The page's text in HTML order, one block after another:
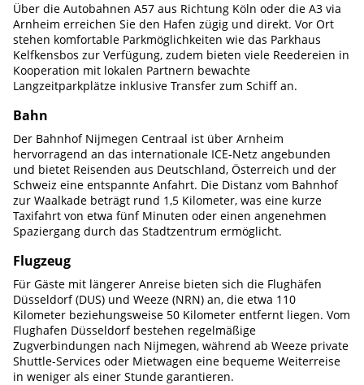
Über die Autobahnen A57 aus Richtung Köln oder die A3 via
Arnheim erreichen Sie den Hafen zügig und direkt. Vor Ort
stehen komfortable Parkmöglichkeiten wie das Parkhaus
Kelfkensbos zur Verfügung, zudem bieten viele Reedereien in
Kooperation mit lokalen Partnern bewachte
Langzeitparkplätze inklusive Transfer zum Schiff an.
Bahn
Der Bahnhof Nijmegen Centraal ist über Arnheim
hervorragend an das internationale ICE-Netz angebunden
und bietet Reisenden aus Deutschland, Österreich und der
Schweiz eine entspannte Anfahrt. Die Distanz vom Bahnhof
zur Waalkade beträgt rund 1,5 Kilometer, was eine kurze
Taxifahrt von etwa fünf Minuten oder einen angenehmen
Spaziergang durch das Stadtzentrum ermöglicht.
Flugzeug
Für Gäste mit längerer Anreise bieten sich die Flughäfen
Düsseldorf (DUS) und Weeze (NRN) an, die etwa 110
Kilometer beziehungsweise 50 Kilometer entfernt liegen. Vom
Flughafen Düsseldorf bestehen regelmäßige
Zugverbindungen nach Nijmegen, während ab Weeze private
Shuttle-Services oder Mietwagen eine bequeme Weiterreise
in weniger als einer Stunde garantieren.